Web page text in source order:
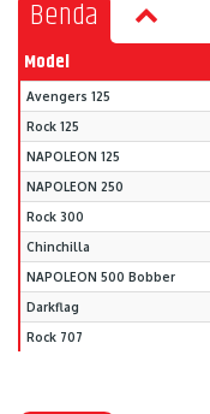
Benda
Model
Avengers 125
Rock 125
NAPOLEON 125
NAPOLEON 250
Rock 300
Chinchilla
NAPOLEON 500 Bobber
Darkflag
Rock 707